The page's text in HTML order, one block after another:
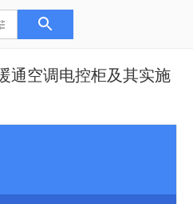
通空调电控柜及其实施